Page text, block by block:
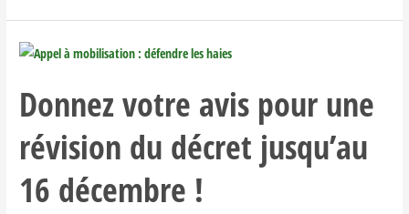
Donnez votre avis pour une
révision du décret jusqu’au
16 décembre !
Donnez
avis
pour
une
révision
du